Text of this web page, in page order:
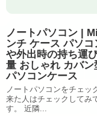
ノートパソコン |
ンチ ケース パソ
や外出時の持ち運
量 おしゃれ カバ
パソコンケース
ノートパソコンをチェッ
来た人はチェックして
す。 近隣...